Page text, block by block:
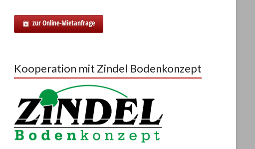
zur Online-Mietanfrage
Kooperation mit Zindel Bodenkonzept